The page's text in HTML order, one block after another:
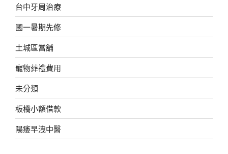
台中牙周治療
國一暑期先修
土城區當舖
寵物葬禮費用
未分類
板橋小額借款
陽痿早洩中醫